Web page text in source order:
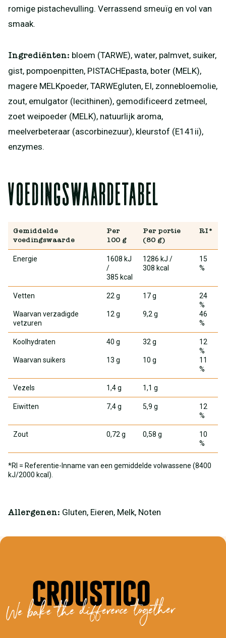
romige pistachevulling. Verrassend smeuïg en vol van
smaak.
Ingrediënten: bloem (TARWE), water, palmvet, suiker,
gist, pompoenpitten, PISTACHEpasta, boter (MELK),
magere MELKpoeder, TARWEgluten, EI, zonnebloemolie,
zout, emulgator (lecithinen), gemodificeerd zetmeel,
zoet weipoeder (MELK), natuurlijk aroma,
meelverbeteraar (ascorbinezuur), kleurstof (E141ii),
enzymes.
Voedingswaardetabel
Gemiddelde
voedingswaarde
Per
100 g
Per portie
(80 g)
RI*
Energie
1608 kJ
/
385 kcal
1286 kJ /
308 kcal
15
%
Vetten 22 g 17 g
24
%
Waarvan verzadigde
vetzuren
12 g 9,2 g
46
%
Koolhydraten 40 g 32 g
12
%
Waarvan suikers
13 g 10 g
11
%
Vezels 1,4 g 1,1 g
Eiwitten 7,4 g 5,9 g
12
%
Zout 0,72 g 0,58 g
10
%
*RI = Referentie-Inname van een gemiddelde volwassene (8400
kJ/2000 kcal).
Allergenen: Gluten, Eieren, Melk, Noten
We bake the difference together